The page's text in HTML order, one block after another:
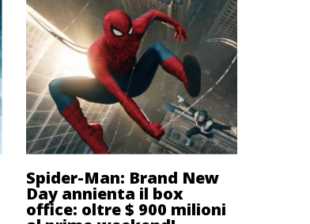
Spider-Man: Brand New
Day annienta il box
office: oltre $ 900 milioni